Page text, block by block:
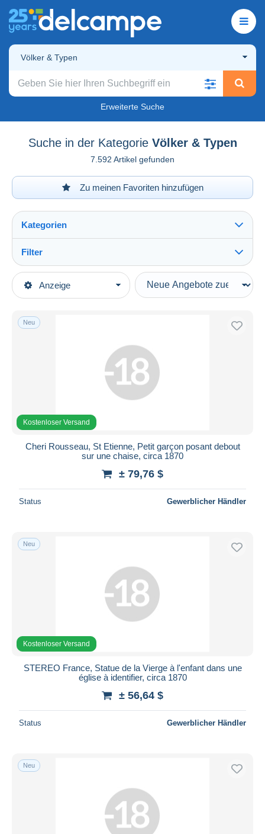
Völker & Typen
Erweiterte Suche
Suche in der Kategorie Völker & Typen
7.592 Artikel gefunden
Zu meinen Favoriten hinzufügen
Anzeige
Kategorien
Hauptkategorien
Fotos
Filter
Art der Verkäufe
Laufende Angebote
Auktionen ohne Gebote
Auktionshäuser
Alle Laufzeiten
Preis
Kostenloser Versand
Banküberweisung
Bancontact
Maestro
Gesamte Auswahl aufheben
Wohnsitz des Verkäufers
Übernehmen
Neu
Kostenloser Versand
Cheri Rousseau, St Etienne, Petit garçon posant debout
sur une chaise, circa 1870
± 79,76 $
Status Gewerblicher Händler
Neu
Kostenloser Versand
STEREO France, Statue de la Vierge à l'enfant dans une
église à identifier, circa 1870
± 56,64 $
Status Gewerblicher Händler
Neu